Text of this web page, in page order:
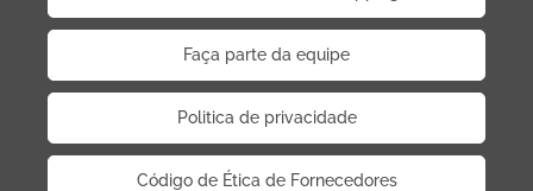
Faça parte da equipe
Politica de privacidade
Código de Ética de Fornecedores